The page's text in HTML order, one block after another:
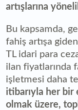
artışlarına
Bu kapsamda,
fahiş artışa
TL idari para
ilan fiyatlarında
işletmesi daha
itibarıyla her bir
olmak üzere,